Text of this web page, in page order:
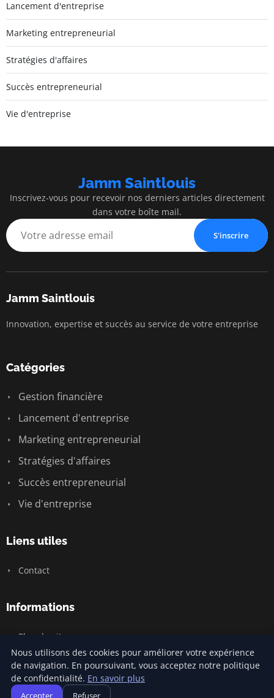
Lancement d'entreprise
Marketing entrepreneurial
Stratégies d'affaires
Succès entrepreneurial
Vie d'entreprise
Jamm Saintlouis
Inscrivez-vous pour recevoir nos derniers articles directement
dans votre boîte mail.
S'inscrire
Jamm Saintlouis
Innovation, expertise et succès au service de votre entreprise
Catégories
Gestion financière
Lancement d'entreprise
Marketing entrepreneurial
Stratégies d'affaires
Succès entrepreneurial
Vie d'entreprise
Liens utiles
Contact
Informations
Plan du site
© 2026 Jamm Saintlouis. Tous droits réservés.
Nous utilisons des cookies pour améliorer votre expérience
de navigation. En poursuivant, vous acceptez notre politique
de confidentialité. En savoir plus
Accepter Refuser